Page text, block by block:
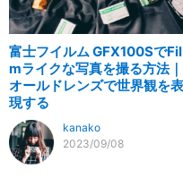
富士フイルム GFX100SでFil
mライクな写真を撮る方法｜
オールドレンズで世界観を表
現する
kanako
2023/09/08